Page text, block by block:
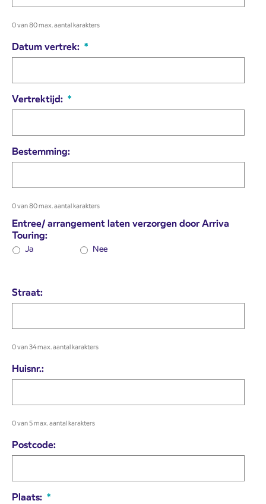
0 van 80 max. aantal karakters
Datum vertrek: *
Vertrektijd: *
Bestemming:
0 van 80 max. aantal karakters
Entree/ arrangement laten verzorgen door Arriva
Touring:
Ja Nee
Straat:
0 van 34 max. aantal karakters
Huisnr.:
0 van 5 max. aantal karakters
Postcode:
Plaats: *